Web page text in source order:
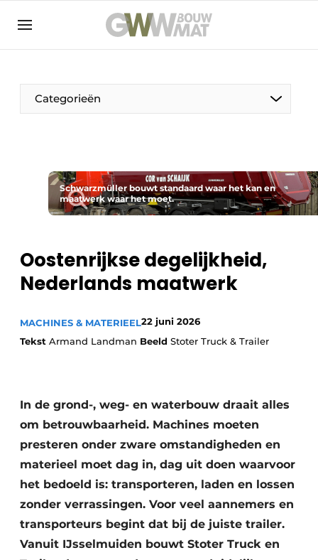
NL EN
Categorieën
De Pen
Vrouw in de bouw
Duurzaamheid & Innovatie
Fundering
Kopen/Huren/Leasen
Sloop & Recycling
Schwarzmüller bouwt standaard waar het kan en
maatwerk waar het moet.
Oostenrijkse degelijkheid,
Nederlands maatwerk
MACHINES & MATERIEEL22 juni 2026
Tekst Armand Landman Beeld Stoter Truck & Trailer
In de grond-, weg- en waterbouw draait alles
om betrouwbaarheid. Machines moeten
presteren onder zware omstandigheden en
materieel moet dag in, dag uit doen waarvoor
het bedoeld is: transporteren, laden en lossen
zonder verrassingen. Voor veel aannemers en
transporteurs begint dat bij de juiste trailer.
Vanuit IJsselmuiden bouwt Stoter Truck en